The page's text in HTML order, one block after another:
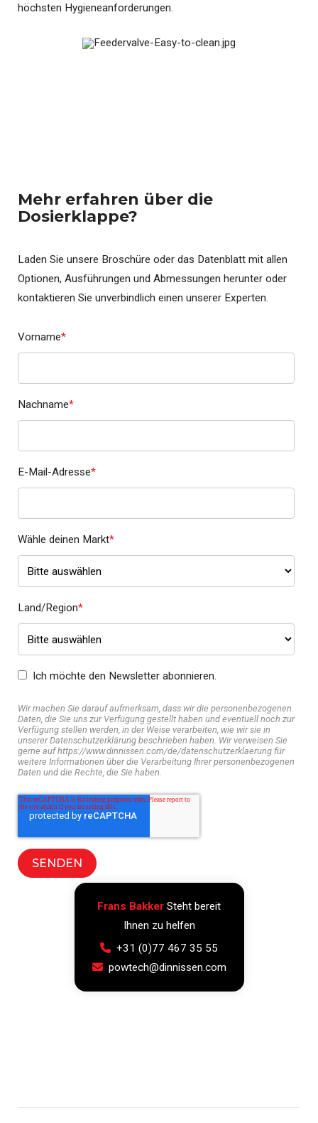
höchsten Hygieneanforderungen.
Mehr erfahren über die
Dosierklappe?
Laden Sie unsere Broschüre oder das Datenblatt mit allen
Optionen, Ausführungen und Abmessungen herunter oder
kontaktieren Sie unverbindlich einen unserer Experten.
Vorname*
Nachname*
E-Mail-Adresse*
Wähle deinen Markt*
Land/Region*
Ich möchte den Newsletter abonnieren.
Wir machen Sie darauf aufmerksam, dass wir die personenbezogenen
Daten, die Sie uns zur Verfügung gestellt haben und eventuell noch zur
Verfügung stellen werden, in der Weise verarbeiten, wie wir sie in
unserer Datenschutzerklärung beschrieben haben. Wir verweisen Sie
gerne auf https://www.dinnissen.com/de/datenschutzerklaerung für
weitere Informationen über die Verarbeitung Ihrer personenbezogenen
Daten und die Rechte, die Sie haben.
Frans Bakker Steht bereit
Ihnen zu helfen
+31 (0)77 467 35 55
powtech@dinnissen.com